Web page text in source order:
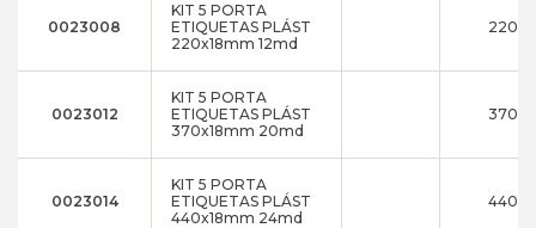
0023008
KIT 5 PORTA
ETIQUETAS PLÁST
220x18mm 12md
0023012
KIT 5 PORTA
ETIQUETAS PLÁST
370x18mm 20md
0023014
KIT 5 PORTA
ETIQUETAS PLÁST
440x18mm 24md